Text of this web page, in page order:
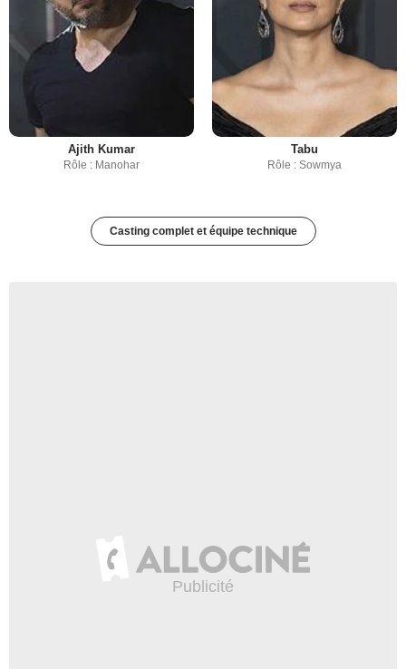
Ajith Kumar
Rôle : Manohar
Tabu
Rôle : Sowmya
Casting complet et équipe technique